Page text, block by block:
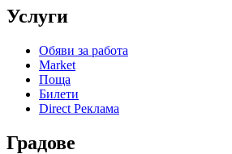
Услуги
Обяви за работа
Market
Поща
Билети
Direct Реклама
Градове